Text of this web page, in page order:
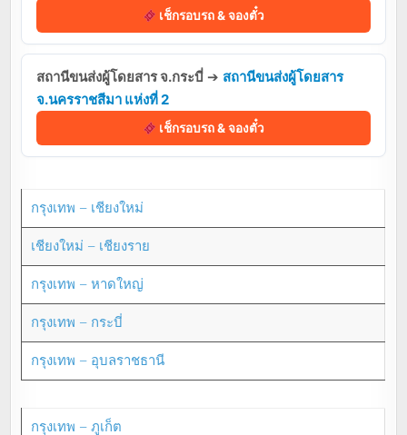
เช็กรอบรถ & จองตั๋ว
สถานีขนส่งผู้โดยสาร จ.กระบี่ ➔ สถานีขนส่งผู้โดยสาร
จ.นครราชสีมา แห่งที่ 2
เช็กรอบรถ & จองตั๋ว
กรุงเทพ – เชียงใหม่
เชียงใหม่ – เชียงราย
กรุงเทพ – หาดใหญ่
กรุงเทพ – กระบี่
กรุงเทพ – อุบลราชธานี
กรุงเทพ – ภูเก็ต